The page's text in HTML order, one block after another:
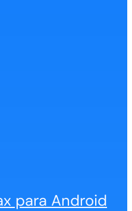
para Android